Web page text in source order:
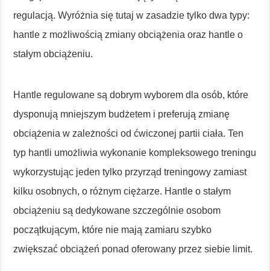
regulacją. Wyróżnia się tutaj w zasadzie tylko dwa typy:
hantle z możliwością zmiany obciążenia oraz hantle o
stałym obciążeniu.
Hantle regulowane są dobrym wyborem dla osób, które
dysponują mniejszym budżetem i preferują zmianę
obciążenia w zależności od ćwiczonej partii ciała. Ten
typ hantli umożliwia wykonanie kompleksowego treningu
wykorzystując jeden tylko przyrząd treningowy zamiast
kilku osobnych, o różnym ciężarze. Hantle o stałym
obciążeniu są dedykowane szczególnie osobom
początkującym, które nie mają zamiaru szybko
zwiększać obciążeń ponad oferowany przez siebie limit.